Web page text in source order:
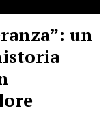
un